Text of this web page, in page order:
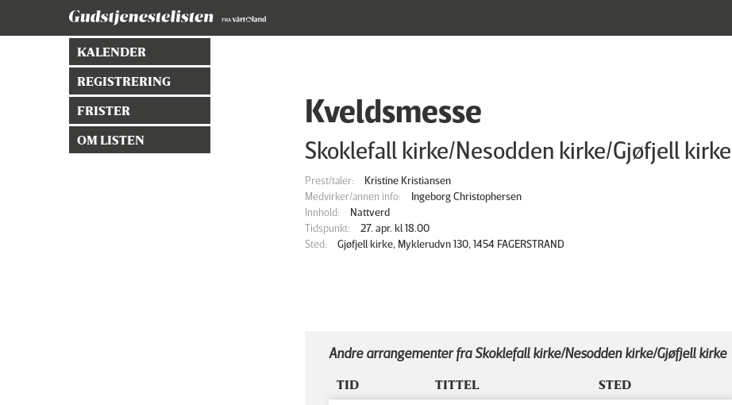
KALENDER
REGISTRERING
FRISTER
OM LISTEN
Kveldsmesse
Skoklefall kirke/Nesodden kirke/Gjøfjell kirke
Prest/taler:
Kristine Kristiansen
Medvirker/annen info:
Ingeborg Christophersen
Innhold:
Nattverd
Tidspunkt:
27. apr. kl 18.00
Sted:
Gjøfjell kirke, Myklerudvn 130, 1454 FAGERSTRAND
Andre arrangementer fra Skoklefall kirke/Nesodden kirke/Gjøfjell kirke
TID TITTEL STED